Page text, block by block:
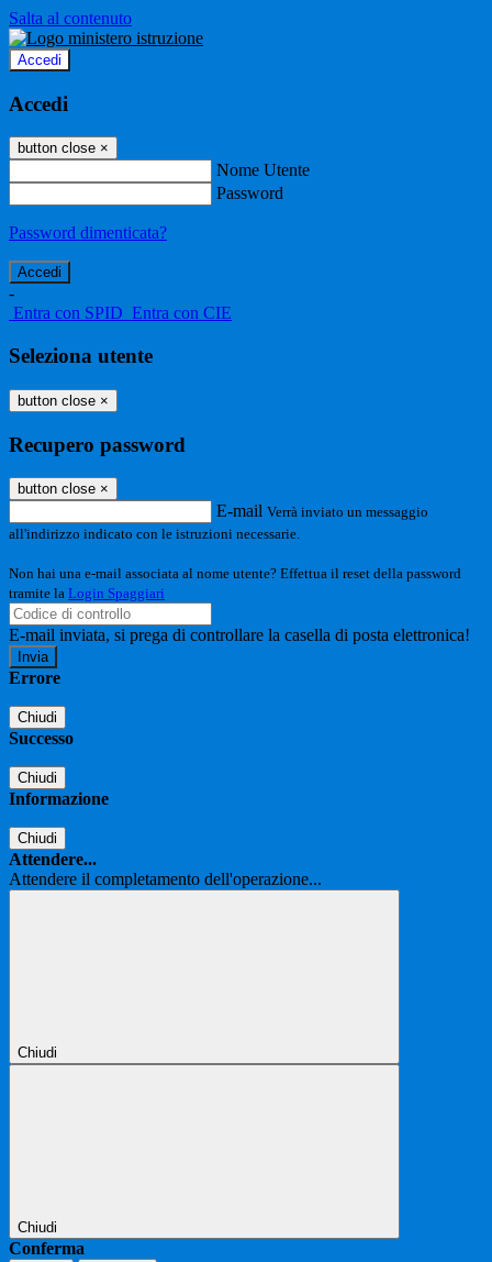
Salta al contenuto
Accedi
Accedi
button close ×
Nome Utente
Password
Password dimenticata?
-
Entra con SPID Entra con CIE
Seleziona utente
button close ×
Recupero password
button close ×
E-mail Verrà inviato un messaggio
all'indirizzo indicato con le istruzioni necessarie.
Non hai una e-mail associata al nome utente? Effettua il reset della password
tramite la Login Spaggiari
E-mail inviata, si prega di controllare la casella di posta elettronica!
Errore
Chiudi
Successo
Chiudi
Informazione
Chiudi
Attendere...
Attendere il completamento dell'operazione...
Chiudi
Chiudi
Conferma